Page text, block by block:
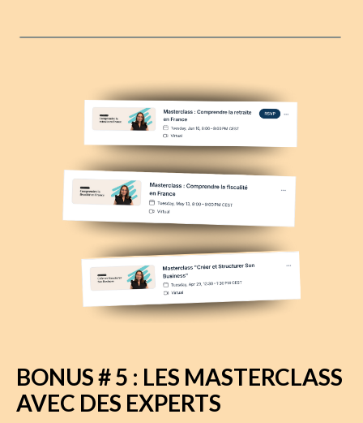
BONUS # 5 : LES MASTERCLASS
AVEC DES EXPERTS